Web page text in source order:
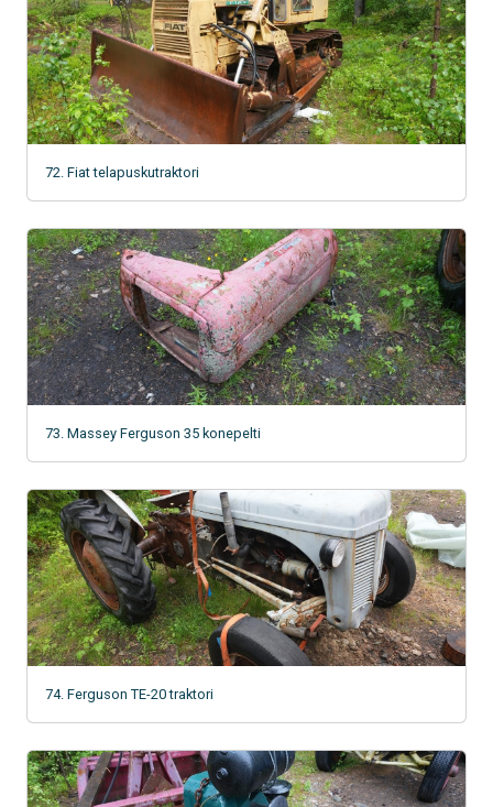
72. Fiat telapuskutraktori
73. Massey Ferguson 35 konepelti
74. Ferguson TE-20 traktori